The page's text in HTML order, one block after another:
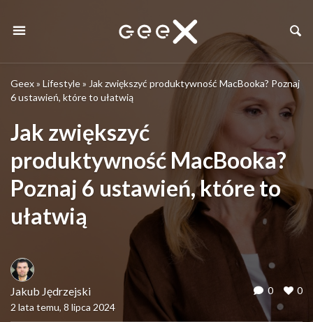
Geex» Lifestyle» Jak zwiększyć produktywność MacBooka? Poznaj
6 ustawień, które to ułatwią
Jak zwiększyć
produktywność MacBooka?
Poznaj 6 ustawień, które to
ułatwią
Jakub Jędrzejski
2 lata temu, 8 lipca 2024
0 0